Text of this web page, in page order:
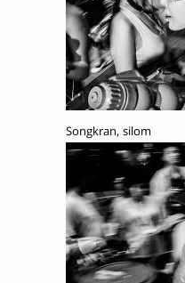
Songkran, silom